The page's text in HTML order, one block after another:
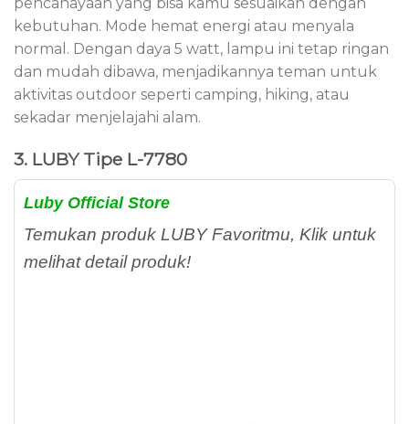
pencahayaan yang bisa kamu sesuaikan dengan
kebutuhan. Mode hemat energi atau menyala
normal. Dengan daya 5 watt, lampu ini tetap ringan
dan mudah dibawa, menjadikannya teman untuk
aktivitas outdoor seperti camping, hiking, atau
sekadar menjelajahi alam.
3. LUBY Tipe L-7780
Luby Official Store
Temukan produk LUBY Favoritmu, Klik untuk
melihat detail produk!